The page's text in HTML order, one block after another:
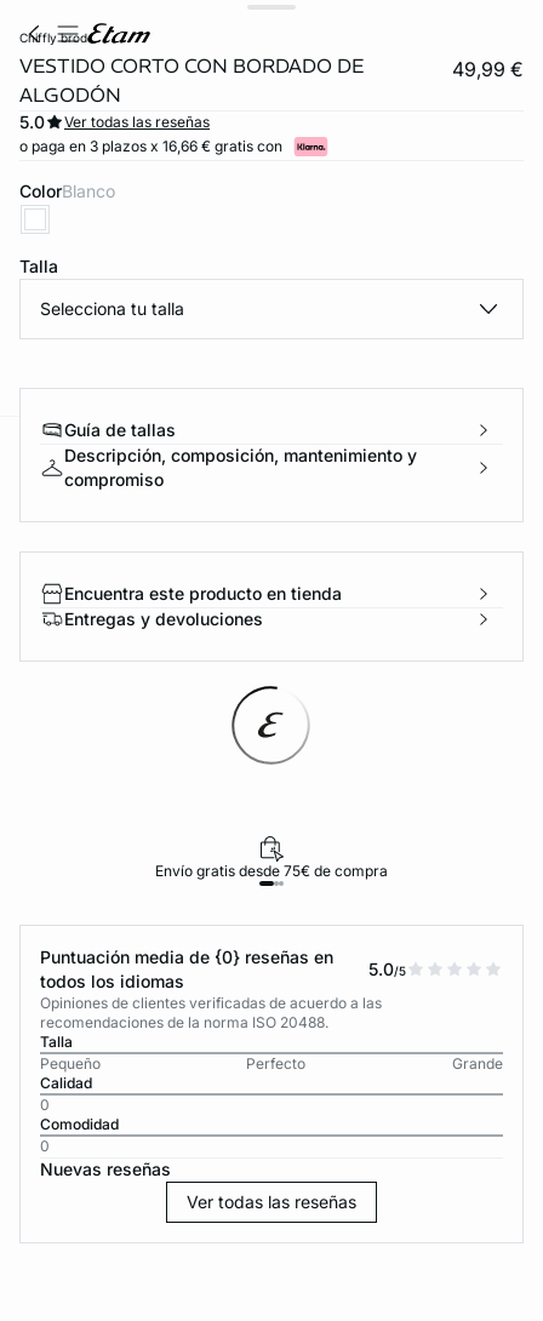
INVISIBLE
chiffly brod
VESTIDO CORTO CON BORDADO DE
ALGODÓN
49,99 €
5.0
Ver todas las reseñas
o paga en 3 plazos x 16,66 € gratis con
Color blanco
Talla
Selecciona tu talla
Guía de tallas
Descripción, composición, mantenimiento y
compromiso
Encuentra este producto en tienda
Entregas y devoluciones
Envío gratis desde 75€ de compra
Puntuación media de {0} reseñas en
todos los idiomas
5.0/5
Opiniones de clientes verificadas de acuerdo a las
recomendaciones de la norma ISO 20488.
Talla
Pequeño
Perfecto
Grande
Calidad
0
Comodidad
0
Nuevas reseñas
Ver todas las reseñas